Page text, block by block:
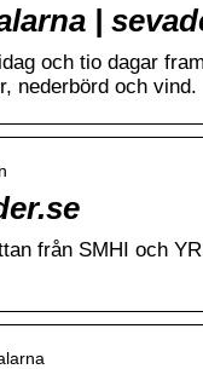
|
och tio dagar
nederbörd och vind.
från SMHI och